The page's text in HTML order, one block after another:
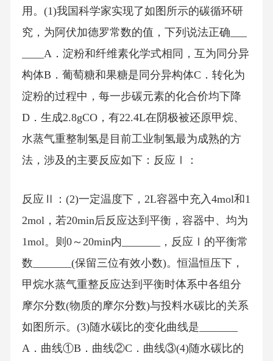
用。(1)我国科学家实现了如图所示的碳循环研
究，为阿伏加德罗常数的值，下列说法正确___
____A．淀粉和纤维素化学式相同，互为同分异
构体B．葡萄糖和果糖是同分异构体C．转化为
淀粉的过程中，每一步碳元素的化合价均下降
D．生成2.8gCO，有22.4L在阴极被还原甲烷、
水蒸气重整制氢是目前工业制氢最为成熟的方
法，涉及的主要反应如下：反应Ⅰ：
反应Ⅱ：(2)一定温度下，2L容器中充入4mol和1
2mol，若20min后反应达到平衡，容器中、均为
1mol。则0～20min内_______，反应Ⅰ的平衡常
数_______(保留三位有效小数)。恒温恒压下，
甲烷水蒸气重整反应达到平衡时体系中各组分
摩尔分数(物质的摩尔分数)与投料水碳比的关系
如图所示。(3)随水碳比的变化曲线是_______
A．曲线①B．曲线②C．曲线③(4)随水碳比的